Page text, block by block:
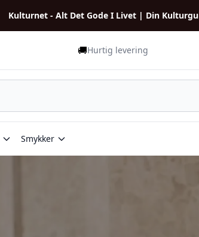
Kulturnet - Alt Det Gode I Livet | Din
🚚Hurtig levering
Smykker